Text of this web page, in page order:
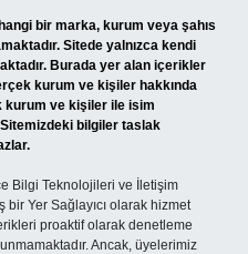
bir marka, kurum veya şahıs
Sitede yalnızca kendi
Burada yer alan içerikler
kurum ve kişiler hakkında
kurum ve kişiler ile isim
bilgiler taslak
Bilgi Teknolojileri ve İletişim
bir Yer Sağlayıcı olarak hizmet
proaktif olarak denetleme
Ancak, üyelerimiz